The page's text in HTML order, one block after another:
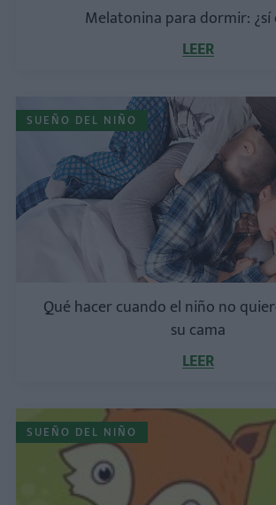
Melatonina para dormir: ¿sí
LEER
SUEÑO DEL NIÑO
Qué hacer cuando el niño no
su cama
LEER
SUEÑO DEL NIÑO